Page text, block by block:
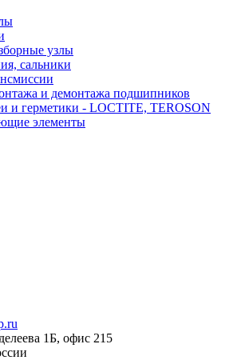
узлы
сальники
и демонтажа подшипников
и герметики - LOCTITE, TEROSON
элементы
1Б, офис 215